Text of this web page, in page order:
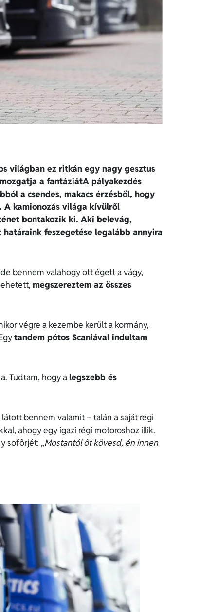
világban ez ritkán egy nagy gesztus
a fantáziátA pályakezdés
a csendes, makacs érzésből, hogy
A kamionozás világa kívülről
bontakozik ki. Aki belevág,
feszegetése legalább annyira
bennem valahogy ott égett a vágy,
megszereztem az összes
végre a kezembe került a kormány,
tandem pótos Scaniával indultam
Tudtam, hogy alegszebb és
bennem valamit – talán a saját régi
ahogy egy igazi régi motoroshoz illik.
sofőrjét: „Mostantól őt kövesd, én innen